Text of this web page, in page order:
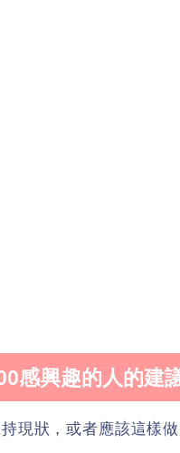
感興趣的人的建
現狀，或者應該這樣做